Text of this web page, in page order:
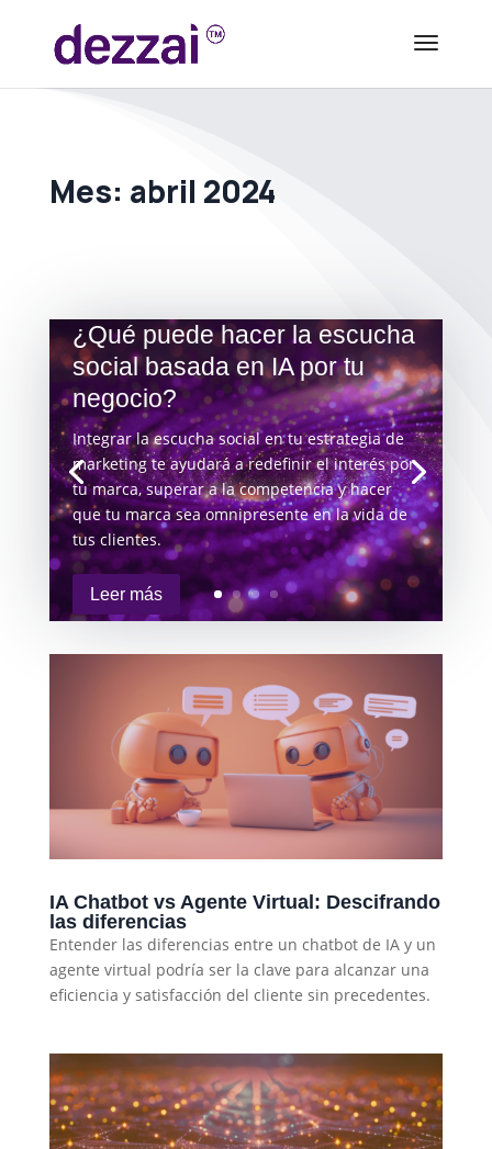
Mes: abril 2024
¿Qué puede hacer la escucha
social basada en IA por tu
negocio?
Integrar la escucha social en tu estrategia de
marketing te ayudará a redefinir el interés por
tu marca, superar a la competencia y hacer
que tu marca sea omnipresente en la vida de
tus clientes.
Leer más
IA Chatbot vs Agente Virtual: Descifrando
las diferencias
Entender las diferencias entre un chatbot de IA y un
agente virtual podría ser la clave para alcanzar una
eficiencia y satisfacción del cliente sin precedentes.